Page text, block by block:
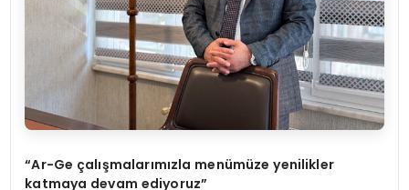
“Ar-Ge çalışmalarımızla menümüze yenilikler
katmaya devam ediyoruz”